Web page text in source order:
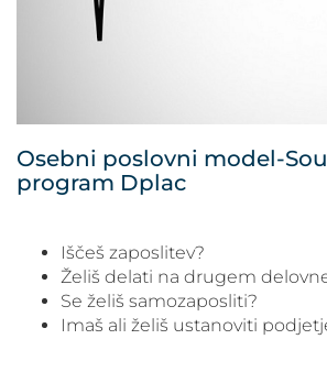
POMANJŠAJ PISAVO
OZNAČI NASLOVE
OZNAČI POVEZAVE
PODČRTAJ POVEZAVE
Osebni poslovni model-
program Dplac
Iščeš zaposlitev?
Želiš delati na drugem
Se želiš samozaposliti?
Imaš ali želiš ustanoviti